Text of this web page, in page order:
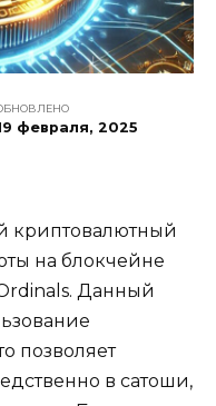
февраля, 2025
криптовалютный
на блокчейне
Данный
позволяет
в сатоши,